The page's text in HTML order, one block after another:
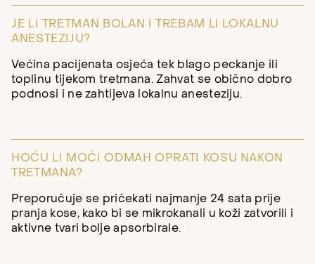
JE LI TRETMAN BOLAN I TREBAM LI LOKALNU
ANESTEZIJU?
Većina pacijenata osjeća tek blago peckanje ili
toplinu tijekom tretmana. Zahvat se obično dobro
podnosi i ne zahtijeva lokalnu anesteziju.
HOĆU LI MOĆI ODMAH OPRATI KOSU NAKON
TRETMANA?
Preporučuje se pričekati najmanje 24 sata prije
pranja kose, kako bi se mikrokanali u koži zatvorili i
aktivne tvari bolje apsorbirale.